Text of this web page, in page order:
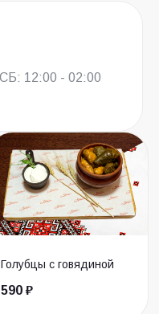
12:00 - 02:00
Голубцы с говядиной
590 ₽